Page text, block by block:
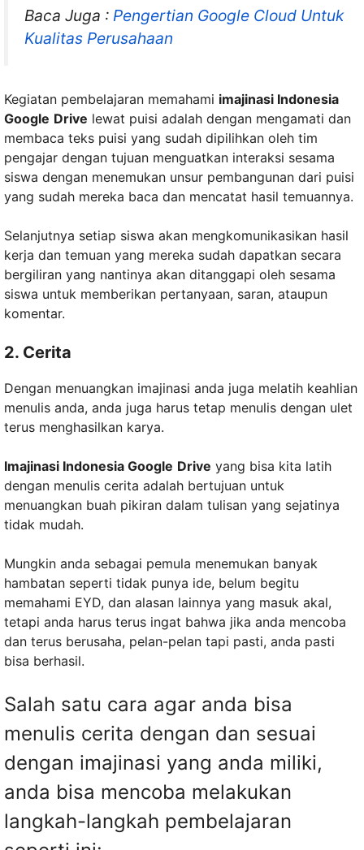
Baca Juga : Pengertian Google Cloud Untuk
Kualitas Perusahaan
Kegiatan pembelajaran memahami imajinasi Indonesia
Google Drive lewat puisi adalah dengan mengamati dan
membaca teks puisi yang sudah dipilihkan oleh tim
pengajar dengan tujuan menguatkan interaksi sesama
siswa dengan menemukan unsur pembangunan dari puisi
yang sudah mereka baca dan mencatat hasil temuannya.
Selanjutnya setiap siswa akan mengkomunikasikan hasil
kerja dan temuan yang mereka sudah dapatkan secara
bergiliran yang nantinya akan ditanggapi oleh sesama
siswa untuk memberikan pertanyaan, saran, ataupun
komentar.
2. Cerita
Dengan menuangkan imajinasi anda juga melatih keahlian
menulis anda, anda juga harus tetap menulis dengan ulet
terus menghasilkan karya.
Imajinasi Indonesia Google Drive yang bisa kita latih
dengan menulis cerita adalah bertujuan untuk
menuangkan buah pikiran dalam tulisan yang sejatinya
tidak mudah.
Mungkin anda sebagai pemula menemukan banyak
hambatan seperti tidak punya ide, belum begitu
memahami EYD, dan alasan lainnya yang masuk akal,
tetapi anda harus terus ingat bahwa jika anda mencoba
dan terus berusaha, pelan-pelan tapi pasti, anda pasti
bisa berhasil.
Salah satu cara agar anda bisa
menulis cerita dengan dan sesuai
dengan imajinasi yang anda miliki,
anda bisa mencoba melakukan
langkah-langkah pembelajaran